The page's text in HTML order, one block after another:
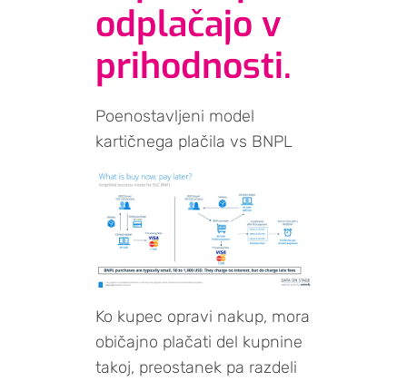
odplačajo v
prihodnosti.
Poenostavljeni model
kartičnega plačila vs BNPL
Ko kupec opravi nakup, mora
običajno plačati del kupnine
takoj, preostanek pa razdeli